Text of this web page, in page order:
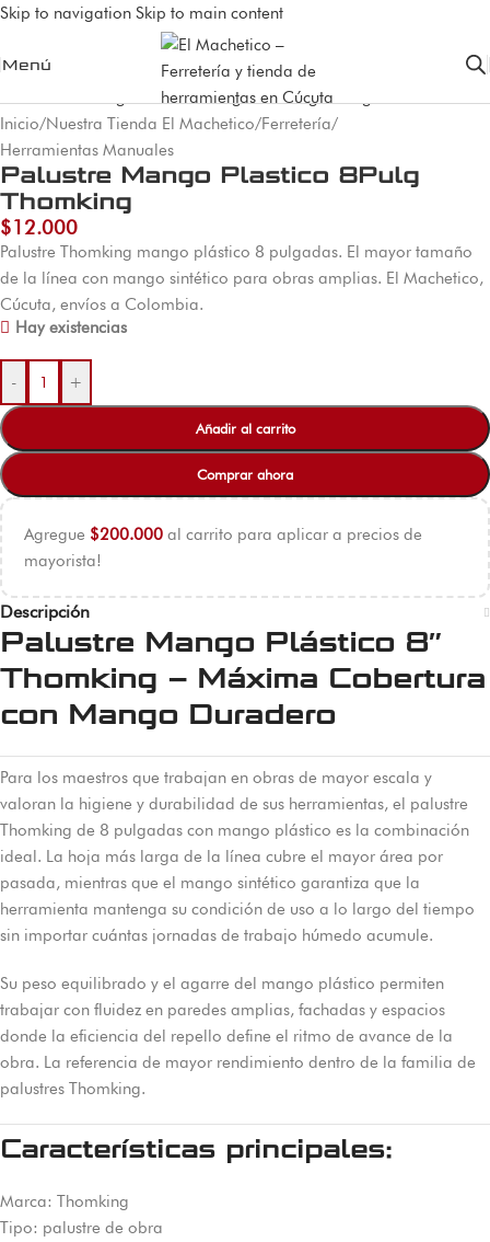
Skip to navigation Skip to main content
Menú
Inicio/Nuestra Tienda El Machetico/Ferretería/
Herramientas Manuales
Palustre Mango Plastico 8Pulg
Thomking
$12.000
Palustre Thomking mango plástico 8 pulgadas. El mayor tamaño
de la línea con mango sintético para obras amplias. El Machetico,
Cúcuta, envíos a Colombia.
Hay existencias
- +
Añadir al carrito
Comprar ahora
Agregue $200.000 al carrito para aplicar a precios de
mayorista!
Descripción
Palustre Mango Plástico 8″
Thomking – Máxima Cobertura
con Mango Duradero
Para los maestros que trabajan en obras de mayor escala y
valoran la higiene y durabilidad de sus herramientas, el palustre
Thomking de 8 pulgadas con mango plástico es la combinación
ideal. La hoja más larga de la línea cubre el mayor área por
pasada, mientras que el mango sintético garantiza que la
herramienta mantenga su condición de uso a lo largo del tiempo
sin importar cuántas jornadas de trabajo húmedo acumule.
Su peso equilibrado y el agarre del mango plástico permiten
trabajar con fluidez en paredes amplias, fachadas y espacios
donde la eficiencia del repello define el ritmo de avance de la
obra. La referencia de mayor rendimiento dentro de la familia de
palustres Thomking.
Características principales:
Marca: Thomking
Tipo: palustre de obra